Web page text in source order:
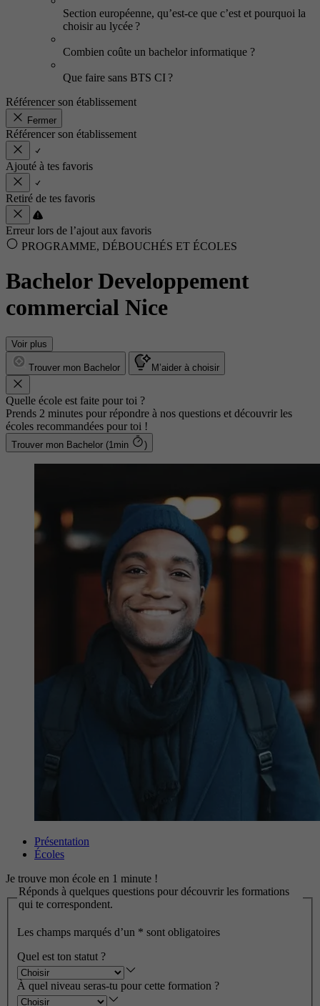
Section européenne, qu’est-ce que c’est et pourquoi la
choisir au lycée ?
Combien coûte un bachelor informatique ?
Que faire sans BTS CI ?
Référencer son établissement
Fermer
Référencer son établissement
Ajouté à tes favoris
Retiré de tes favoris
Erreur lors de l’ajout aux favoris
PROGRAMME, DÉBOUCHÉS ET ÉCOLES
Bachelor Developpement
commercial Nice
Voir plus
Trouver mon Bachelor M’aider à choisir
Quelle école est faite pour toi ?
Prends 2 minutes pour répondre à nos questions et découvrir les
écoles recommandées pour toi !
Trouver mon Bachelor (1min )
Présentation
Écoles
Je trouve mon école en 1 minute !
Réponds à quelques questions pour découvrir les formations
qui te correspondent.
Les champs marqués d’un * sont obligatoires
Quel est ton statut ?
À quel niveau seras-tu pour cette formation ?